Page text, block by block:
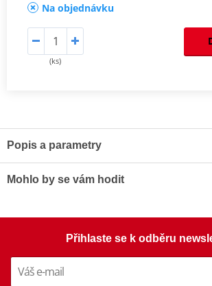
Na objednávku
(ks)
Popis a parametry
PDF Mounting tips
Mohlo by se vám hodit
Přihlaste se k odběru